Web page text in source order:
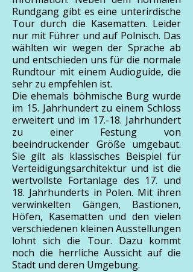
Rundgang gibt es eine unterirdische
Tour durch die Kasematten. Leider
nur mit Führer und auf Polnisch. Das
wählten wir wegen der Sprache ab
und entschieden uns für die normale
Rundtour mit einem Audioguide, die
sehr zu empfehlen ist.
Die ehemals böhmische Burg wurde
im 15. Jahrhundert zu einem Schloss
erweitert und im 17.-18. Jahrhundert
zu einer Festung von
beeindruckender Größe umgebaut.
Sie gilt als klassisches Beispiel für
Verteidigungsarchitektur und ist die
wertvollste Fortanlage des 17. und
18. Jahrhunderts in Polen. Mit ihren
verwinkelten Gängen, Bastionen,
Höfen, Kasematten und den vielen
verschiedenen kleinen Ausstellungen
lohnt sich die Tour. Dazu kommt
noch die herrliche Aussicht auf die
Stadt und deren Umgebung.